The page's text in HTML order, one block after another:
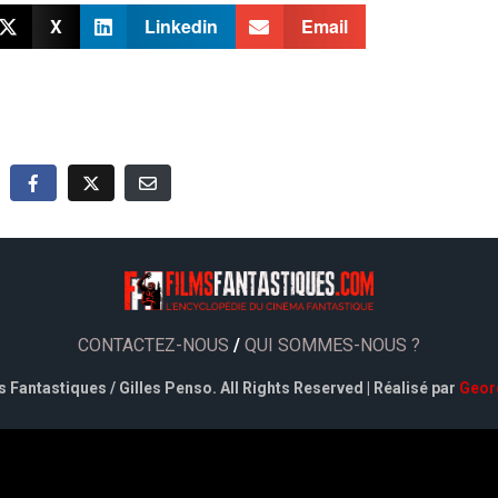
X Linkedin Email
CONTACTEZ-NOUS / QUI SOMMES-NOUS ?
Fantastiques / Gilles Penso. All Rights Reserved | Réalisé par